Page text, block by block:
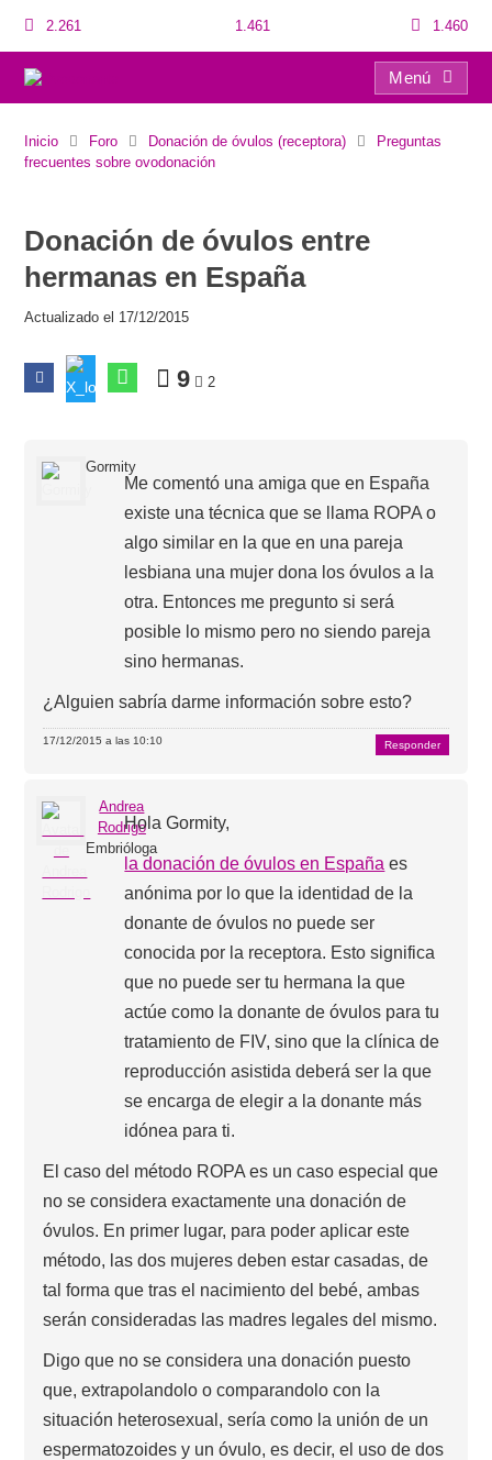
2.261 1.461 1.460
Menú
Inicio Foro Donación de óvulos (receptora)
Preguntas
frecuentes sobre ovodonación
Donación de óvulos entre
hermanas en España
Actualizado el 17/12/2015
9 2
Gormity
Me comentó una amiga que en España
existe una técnica que se llama ROPA o
algo similar en la que en una pareja
lesbiana una mujer dona los óvulos a la
otra. Entonces me pregunto si será
posible lo mismo pero no siendo pareja
sino hermanas.
¿Alguien sabría darme información sobre esto?
17/12/2015 a las 10:10 Responder
Andrea
Rodrigo
Embrióloga
Hola Gormity,
la donación de óvulos en España es
anónima por lo que la identidad de la
donante de óvulos no puede ser
conocida por la receptora. Esto significa
que no puede ser tu hermana la que
actúe como la donante de óvulos para tu
tratamiento de FIV, sino que la clínica de
reproducción asistida deberá ser la que
se encarga de elegir a la donante más
idónea para ti.
El caso del método ROPA es un caso especial que
no se considera exactamente una donación de
óvulos. En primer lugar, para poder aplicar este
método, las dos mujeres deben estar casadas, de
tal forma que tras el nacimiento del bebé, ambas
serán consideradas las madres legales del mismo.
Digo que no se considera una donación puesto
que, extrapolandolo o comparandolo con la
situación heterosexual, sería como la unión de un
espermatozoides y un óvulo, es decir, el uso de dos